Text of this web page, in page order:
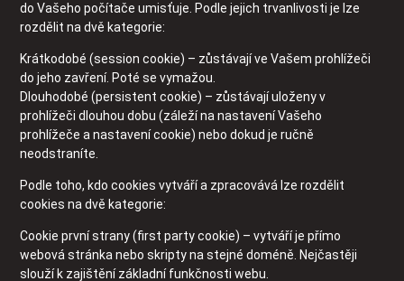
do Vašeho počítače umisťuje. Podle jejich trvanlivosti je lze
rozdělit na dvě kategorie:
Krátkodobé (session cookie) – zůstávají ve Vašem prohlížeči
do jeho zavření. Poté se vymažou.
Dlouhodobé (persistent cookie) – zůstávají uloženy v
prohlížeči dlouhou dobu (záleží na nastavení Vašeho
prohlížeče a nastavení cookie) nebo dokud je ručně
neodstraníte.
Podle toho, kdo cookies vytváří a zpracovává lze rozdělit
cookies na dvě kategorie:
Cookie první strany (first party cookie) – vytváří je přímo
webová stránka nebo skripty na stejné doméně. Nejčastěji
slouží k zajištění základní funkčnosti webu.